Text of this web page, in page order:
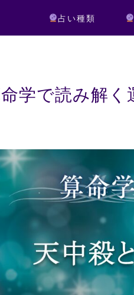
占い種類
学で読み解